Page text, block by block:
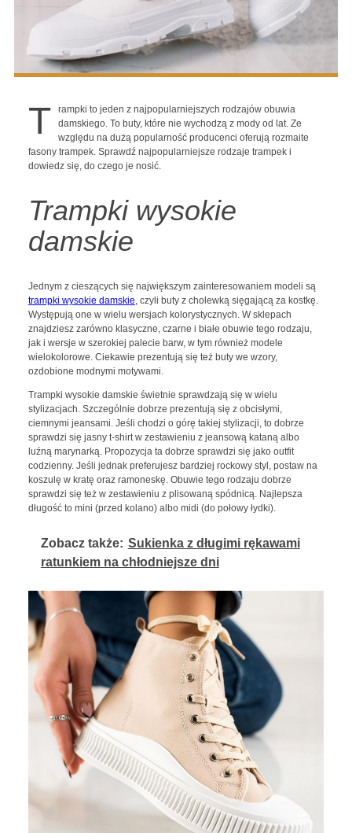
T
rampki to jeden z najpopularniejszych rodzajów obuwia
damskiego. To buty, które nie wychodzą z mody od lat. Ze
względu na dużą popularność producenci oferują rozmaite
fasony trampek. Sprawdź najpopularniejsze rodzaje trampek i
dowiedz się, do czego je nosić.
Trampki wysokie
damskie
Jednym z cieszących się największym zainteresowaniem modeli są
trampki wysokie damskie, czyli buty z cholewką sięgającą za kostkę.
Występują one w wielu wersjach kolorystycznych. W sklepach
znajdziesz zarówno klasyczne, czarne i białe obuwie tego rodzaju,
jak i wersje w szerokiej palecie barw, w tym również modele
wielokolorowe. Ciekawie prezentują się też buty we wzory,
ozdobione modnymi motywami.
Trampki wysokie damskie świetnie sprawdzają się w wielu
stylizacjach. Szczególnie dobrze prezentują się z obcisłymi,
ciemnymi jeansami. Jeśli chodzi o górę takiej stylizacji, to dobrze
sprawdzi się jasny t-shirt w zestawieniu z jeansową kataną albo
luźną marynarką. Propozycja ta dobrze sprawdzi się jako outfit
codzienny. Jeśli jednak preferujesz bardziej rockowy styl, postaw na
koszulę w kratę oraz ramoneskę. Obuwie tego rodzaju dobrze
sprawdzi się też w zestawieniu z plisowaną spódnicą. Najlepsza
długość to mini (przed kolano) albo midi (do połowy łydki).
Zobacz także: Sukienka z długimi rękawami
ratunkiem na chłodniejsze dni